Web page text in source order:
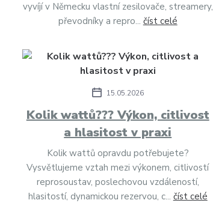
vyvíjí v Německu vlastní zesilovače, streamery,
převodníky a repro... číst celé
15.05.2026
Kolik wattů??? Výkon, citlivost
a hlasitost v praxi
Kolik wattů opravdu potřebujete?
Vysvětlujeme vztah mezi výkonem, citlivostí
reprosoustav, poslechovou vzdáleností,
hlasitostí, dynamickou rezervou, c... číst celé